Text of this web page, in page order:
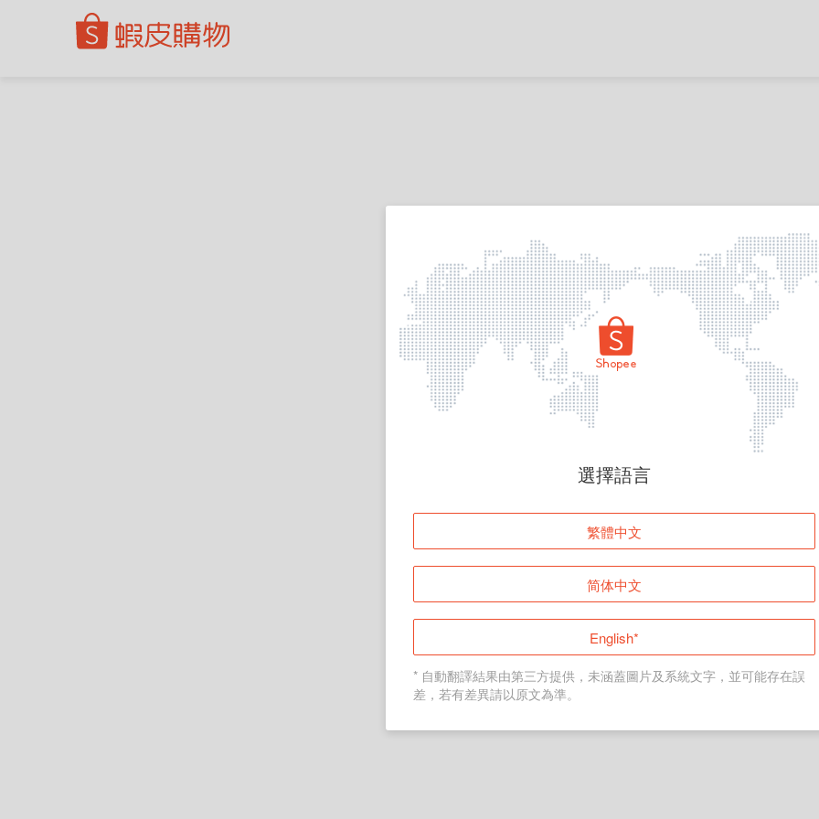
頁面無法顯示
登入
返回首頁
選擇語言
繁體中文
简体中文
English*
* 自動翻譯結果由第三方提供，未涵蓋圖片及系統文字，並可能存在誤
差，若有差異請以原文為準。